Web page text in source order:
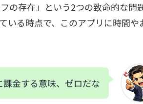
の存在」という2つの致命的な問
いる時点で、このアプリに時間や
金する意味、ゼロだな